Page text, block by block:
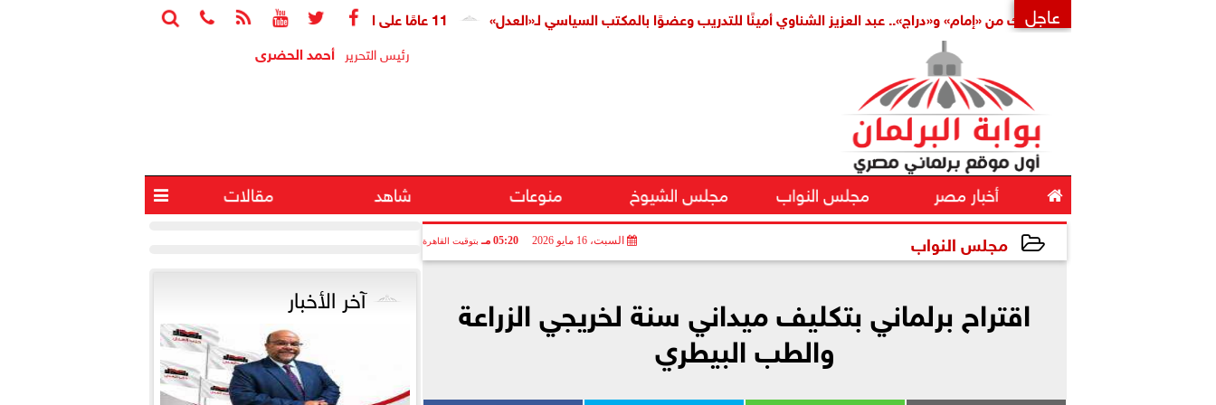





 عاجل 11 عامًا على افتتاح قناة السويس الجديدة.. النائبة مروة قنصوة: رؤية الدولة حولت الممر الملاحي إلى مركز اقتصادي عالمي بتكليف مشترك من «إمام» و«دراج».. عبد العزيز الشناوي أمينًا للتدريب وعضوًا بالمكتب السياسي لـ«العدل»
رئيس التحرير أحمد الحضرى
 أخبار مصر مجلس النواب مجلس الشيوخ منوعات شاهد مقالات 
مجلس النواب السبت، 16 مايو 2026 05:20 مـ بتوقيت القاهرة
اقتراح برلماني بتكليف ميداني سنة لخريجي الزراعة
والطب البيطري
آخر الأخبار